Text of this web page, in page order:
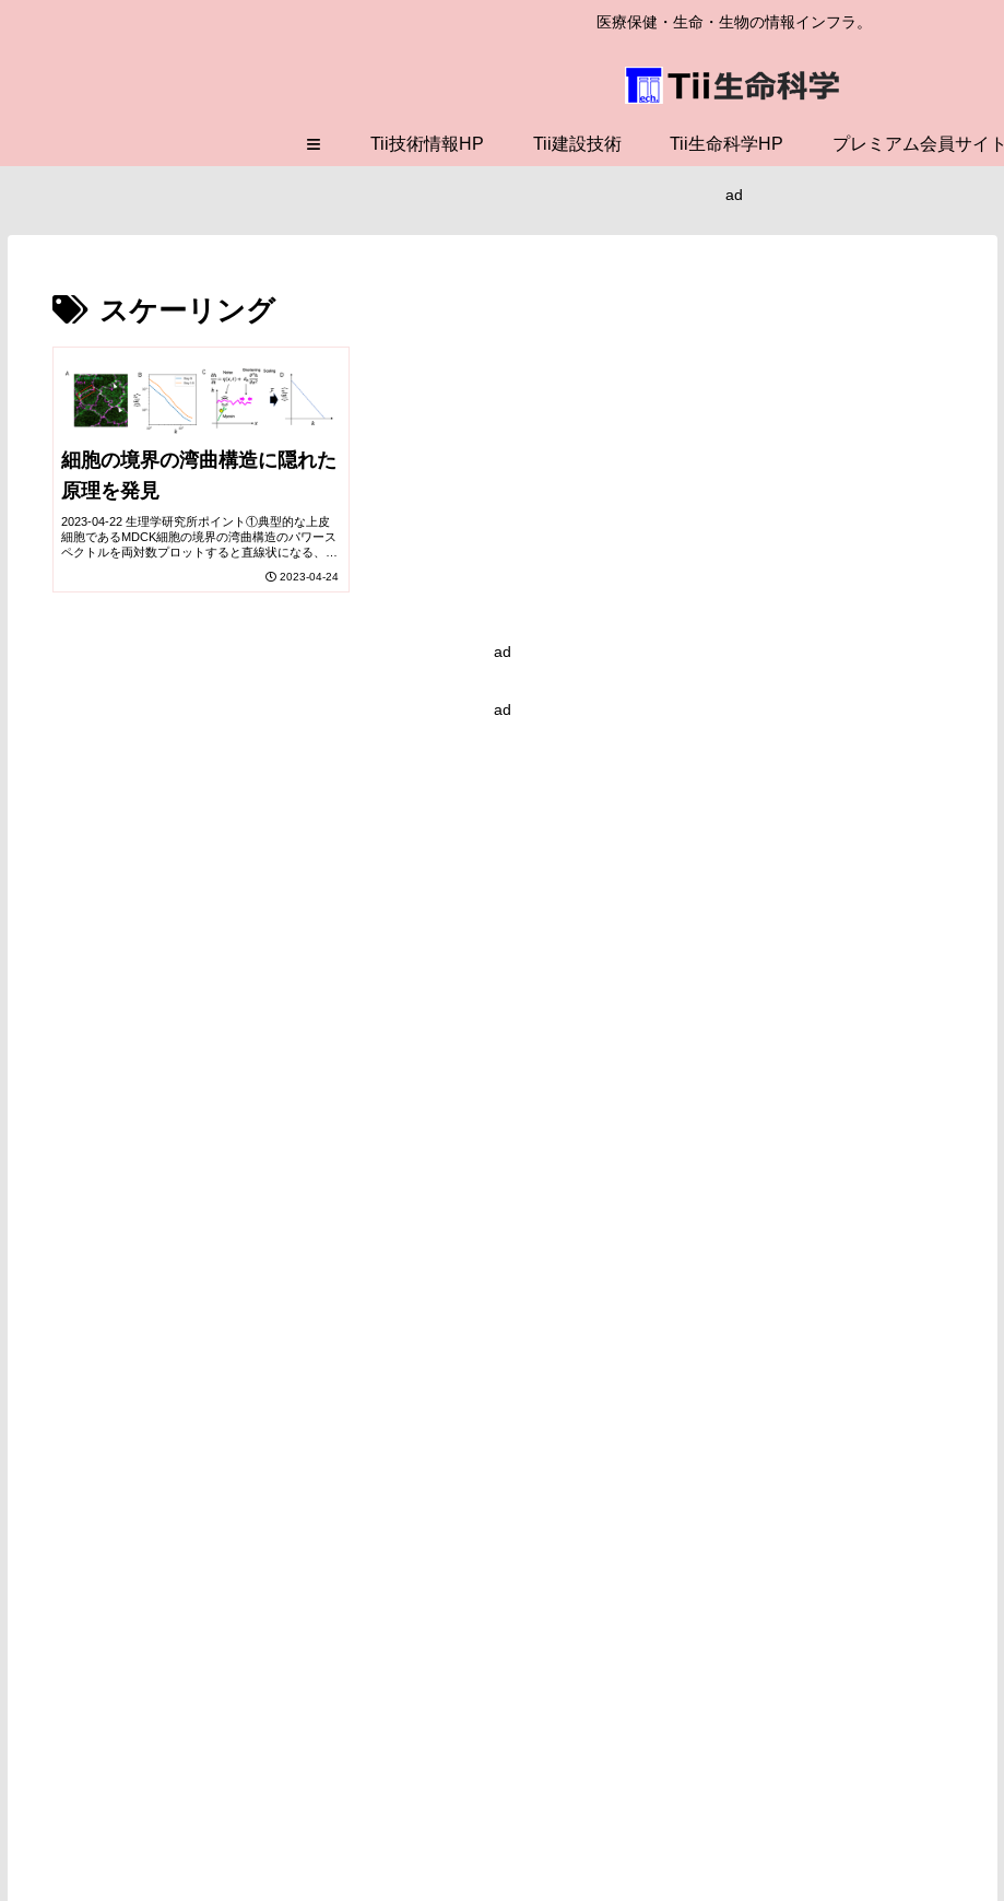
医療保健・生命・生物の情報インフラ。
≡ Tii技術情報HP Tii建設技術 Tii生命科学HP プレミアム会員サイト
ad
スケーリング
細胞の境界の湾曲構造に隠れた
原理を発見
2023-04-22 生理学研究所ポイント①典型的な上皮
細胞であるMDCK細胞の境界の湾曲構造のパワース
ペクトルを両対数プロットすると直線状になる、ス
②本研究の発展により、生物学と物理学、応用数...
2023-04-24
ad
ad